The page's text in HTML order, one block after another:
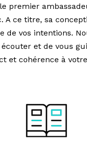
premier
A ce titre, sa
de vos intentions.
et de vous
et cohérence à